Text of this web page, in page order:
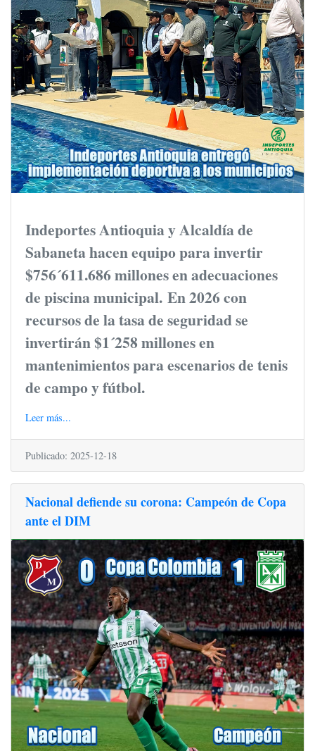
Indeportes Antioquia y Alcaldía de
Sabaneta hacen equipo para invertir
$756´611.686 millones en adecuaciones
de piscina municipal. En 2026 con
recursos de la tasa de seguridad se
invertirán $1´258 millones en
mantenimientos para escenarios de tenis
de campo y fútbol.
Leer más...
Publicado: 2025-12-18
Nacional defiende su corona: Campeón de Copa
ante el DIM